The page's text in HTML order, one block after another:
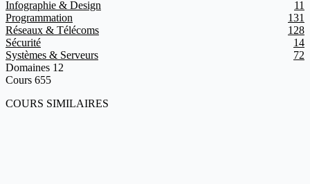
Infographie & Design
11
Programmation
131
Réseaux & Télécoms
128
Sécurité
14
Systèmes & Serveurs
72
Domaines 12
Cours 655
COURS SIMILAIRES